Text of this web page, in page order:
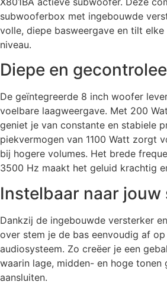
subwooferbox met ingebouwde
volle, diepe basweergave en tilt
niveau.
Diepe en
De geïntegreerde 8 inch woofer
voelbare laagweergave. Met 200
geniet je van constante en stabiele
piekvermogen van 1100 Watt zorgt
bij hogere volumes. Het brede
3500 Hz maakt het geluid krachtig
Instelbaar naar jouw
Dankzij de ingebouwde versterker
over stem je de bas eenvoudig af
audiosysteem. Zo creëer je een
waarin lage, midden- en hoge tonen
aansluiten.